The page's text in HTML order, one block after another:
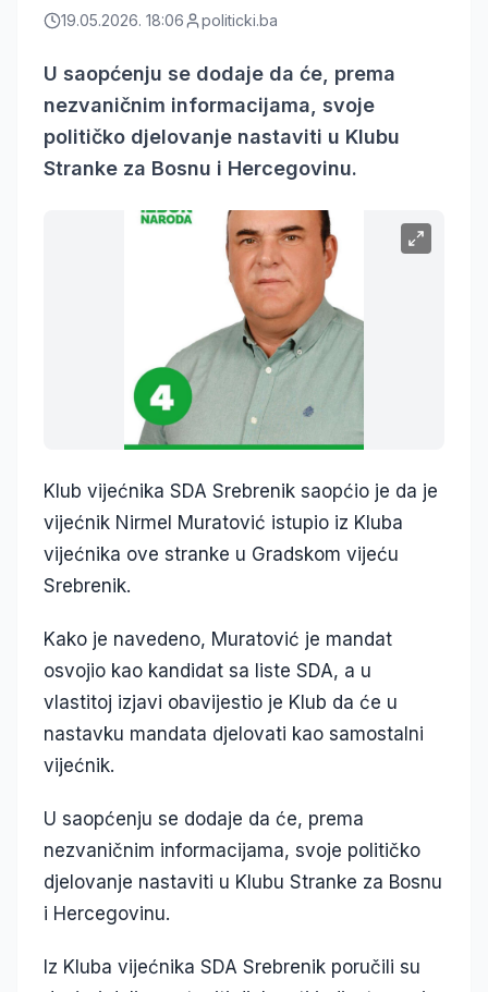
19.05.2026. 18:06 politicki.ba
U saopćenju se dodaje da će, prema
nezvaničnim informacijama, svoje
političko djelovanje nastaviti u Klubu
Stranke za Bosnu i Hercegovinu.
Klub vijećnika SDA Srebrenik saopćio je da je
vijećnik Nirmel Muratović istupio iz Kluba
vijećnika ove stranke u Gradskom vijeću
Srebrenik.
Kako je navedeno, Muratović je mandat
osvojio kao kandidat sa liste SDA, a u
vlastitoj izjavi obavijestio je Klub da će u
nastavku mandata djelovati kao samostalni
vijećnik.
U saopćenju se dodaje da će, prema
nezvaničnim informacijama, svoje političko
djelovanje nastaviti u Klubu Stranke za Bosnu
i Hercegovinu.
Iz Kluba vijećnika SDA Srebrenik poručili su